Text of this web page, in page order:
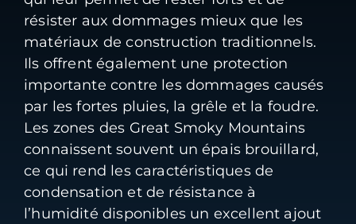
résister aux dommages mieux que les
matériaux de construction traditionnels.
Ils offrent également une protection
importante contre les dommages causés
par les fortes pluies, la grêle et la foudre.
Les zones des Great Smoky Mountains
connaissent souvent un épais brouillard,
ce qui rend les caractéristiques de
condensation et de résistance à
l’humidité disponibles un excellent ajout